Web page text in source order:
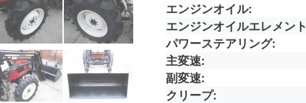
エンジンオイル
エンジンオイルエレメント
パワーステアリング
主変速
副変速
クリープ